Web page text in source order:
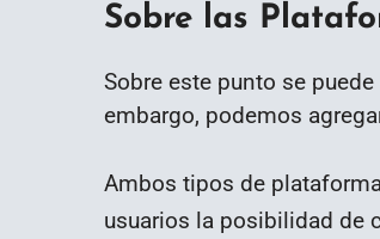
Sobre las
Sobre este punto se
embargo, podemos
Ambos tipos de
usuarios la posibilidad de